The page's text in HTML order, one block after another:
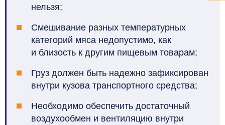
нельзя;
Смешивание разных температурных
категорий мяса недопустимо, как
и близость к другим пищевым товарам;
Груз должен быть надежно зафиксирован
внутри кузова транспортного средства;
Необходимо обеспечить достаточный
воздухообмен и вентиляцию внутри